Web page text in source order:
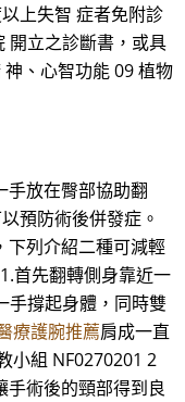
上失智 症者免附診
開立之診斷書，或具
、心智功能 09 植物
手放在臀部協助翻
預防術後併發症。
下列介紹二種可減輕
首先翻轉側身靠近一
手撐起身體，同時雙
療護腕推薦肩成一直
小組 NF0270201 2
手術後的頸部得到良